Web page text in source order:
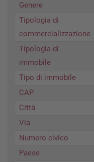
Genere
Tipologia di
commercializzazione
Tipologia di
immobile
Tipo di immobile
CAP
Città
Via
Numero civico
Paese